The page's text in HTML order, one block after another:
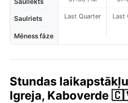
Saulriets
Mēness fāze
Last Quarter Last
Stundas
Igreja, Kaboverde